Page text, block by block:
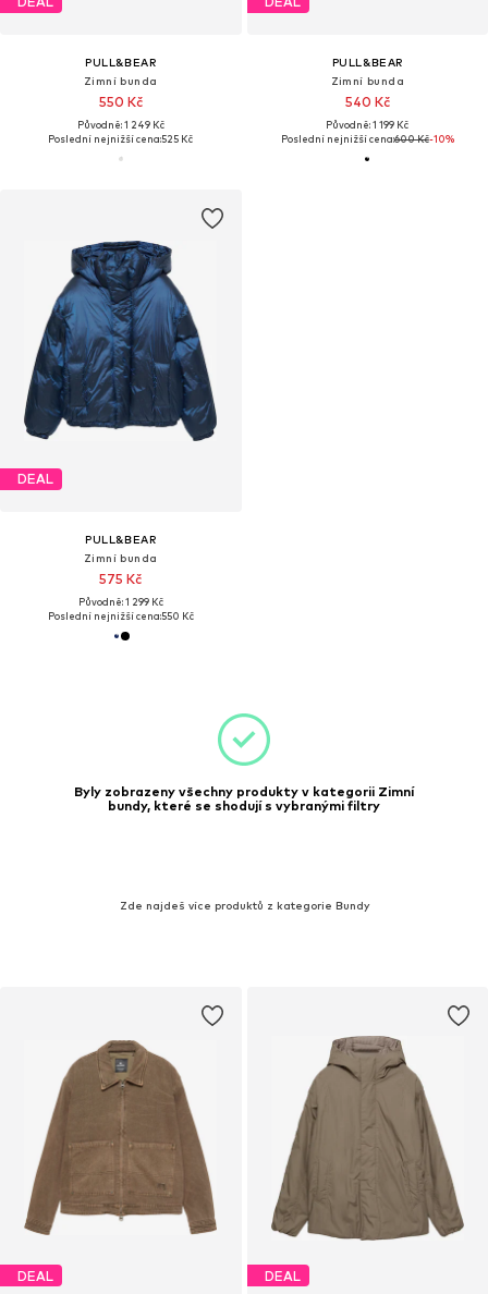
PULL&BEAR
Zimní bunda
550 Kč
Původně: 1 249 Kč
Poslední nejnižší cena:525 Kč
PULL&BEAR
Zimní bunda
540 Kč
Původně: 1 199 Kč
Poslední nejnižší cena:600 Kč-10%
DEAL
PULL&BEAR
Zimní bunda
575 Kč
Původně: 1 299 Kč
Poslední nejnižší cena:550 Kč
Byly zobrazeny všechny produkty v kategorii Zimní
bundy, které se shodují s vybranými filtry
Zde najdeš více produktů z kategorie Bundy
DEAL DEAL